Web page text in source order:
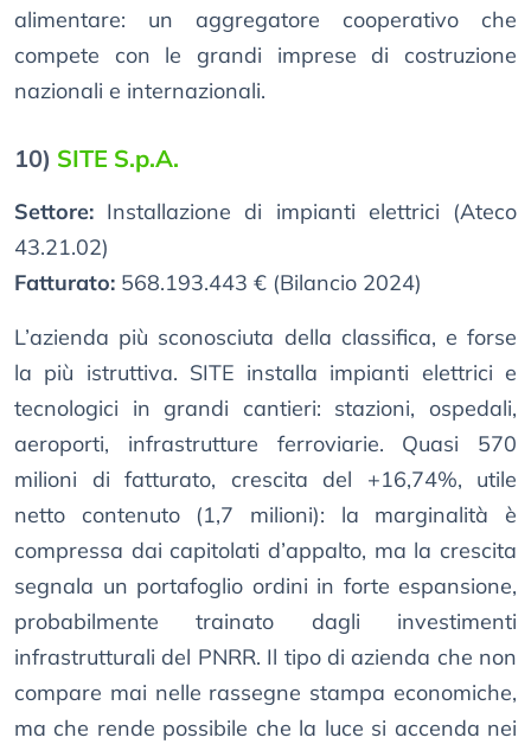
alimentare: un aggregatore cooperativo che
compete con le grandi imprese di costruzione
nazionali e internazionali.
10) SITE S.p.A.
Settore: Installazione di impianti elettrici (Ateco
43.21.02)
Fatturato: 568.193.443 € (Bilancio 2024)
L’azienda più sconosciuta della classifica, e forse
la più istruttiva. SITE installa impianti elettrici e
tecnologici in grandi cantieri: stazioni, ospedali,
aeroporti, infrastrutture ferroviarie. Quasi 570
milioni di fatturato, crescita del +16,74%, utile
netto contenuto (1,7 milioni): la marginalità è
compressa dai capitolati d’appalto, ma la crescita
segnala un portafoglio ordini in forte espansione,
probabilmente trainato dagli investimenti
infrastrutturali del PNRR. Il tipo di azienda che non
compare mai nelle rassegne stampa economiche,
ma che rende possibile che la luce si accenda nei